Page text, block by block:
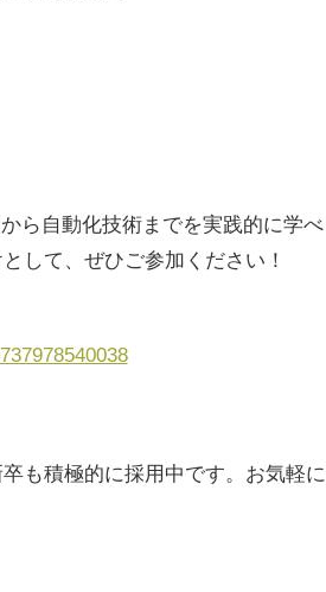
ら自動化技術までを実践的に学
して、ぜひご参加ください！
も積極的に採用中です。お気軽